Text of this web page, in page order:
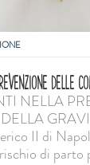
DELLE
NELLA
II di
di parto